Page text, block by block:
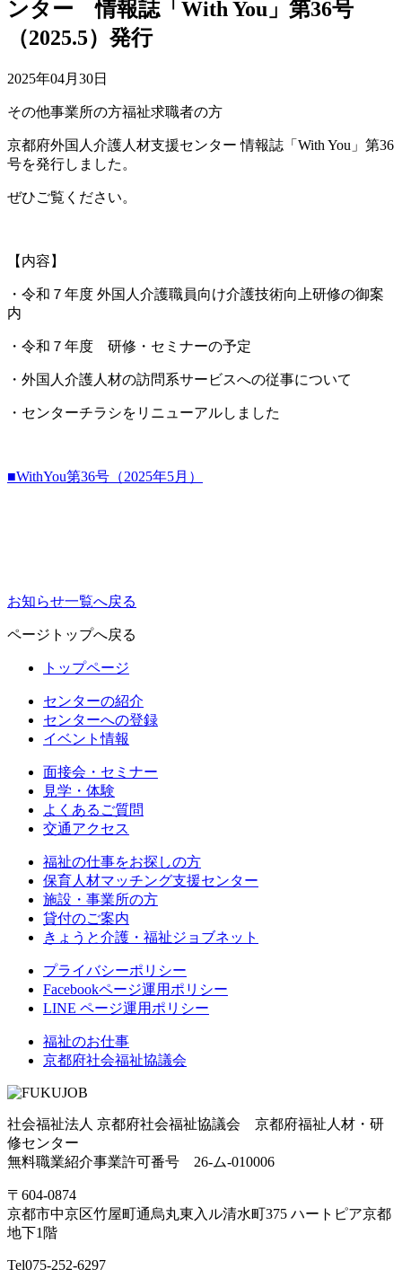
ンター 情報誌「With You」第36号
（2025.5）発行
2025年04月30日
その他事業所の方福祉求職者の方
京都府外国人介護人材支援センター 情報誌「With You」第36
号を発行しました。
ぜひご覧ください。
【内容】
・令和７年度 外国人介護職員向け介護技術向上研修の御案
内
・令和７年度 研修・セミナーの予定
・外国人介護人材の訪問系サービスへの従事について
・センターチラシをリニューアルしました
■WithYou第36号（2025年5月）
お知らせ一覧へ戻る
ページトップへ戻る
トップページ
センターの紹介
センターへの登録
イベント情報
面接会・セミナー
見学・体験
よくあるご質問
交通アクセス
福祉の仕事をお探しの方
保育人材マッチング支援センター
施設・事業所の方
貸付のご案内
きょうと介護・福祉ジョブネット
プライバシーポリシー
Facebookページ運用ポリシー
LINE ページ運用ポリシー
福祉のお仕事
京都府社会福祉協議会
社会福祉法人 京都府社会福祉協議会 京都府福祉人材・研
修センター
無料職業紹介事業許可番号 26-ム-010006
〒604-0874
京都市中京区竹屋町通烏丸東入ル清水町375 ハートピア京都
地下1階
Tel075-252-6297